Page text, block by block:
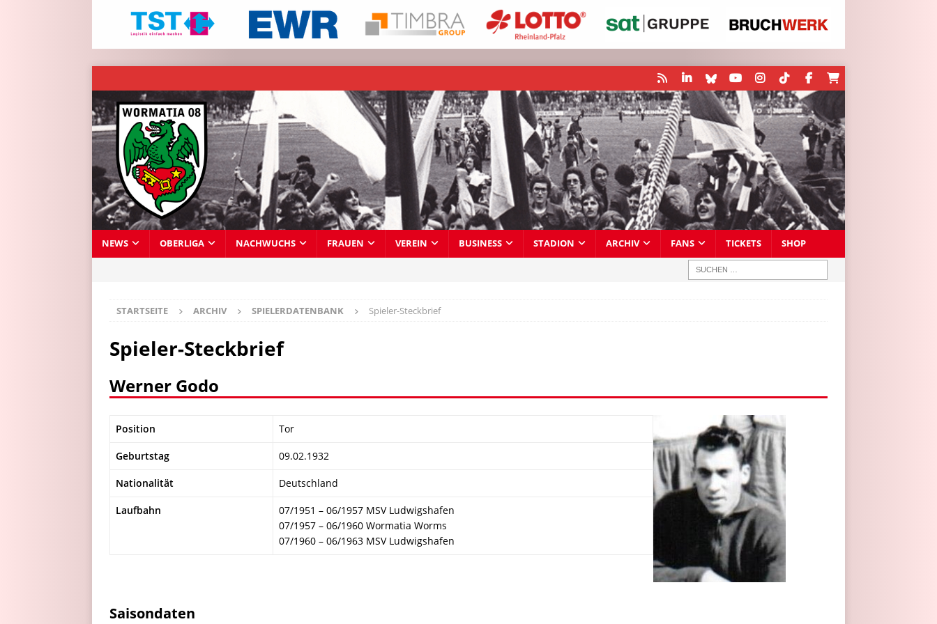
NEWS OBERLIGA NACHWUCHS FRAUEN VEREIN BUSINESS STADION ARCHIV FANS TICKETS SHOP
STARTSEITE ARCHIV SPIELERDATENBANK Spieler-Steckbrief
Spieler-Steckbrief
Werner Godo
Position Tor
Geburtstag 09.02.1932
Nationalität Deutschland
Laufbahn
07/1951 – 06/1957 MSV Ludwigshafen
07/1957 – 06/1960 Wormatia Worms
07/1960 – 06/1963 MSV Ludwigshafen
Saisondaten